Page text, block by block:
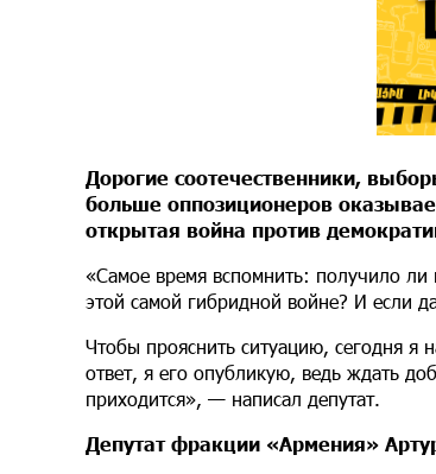
Дорогие соотечественники,
больше оппозиционеров
открытая война против
«Самое время вспомнить: получило
этой самой гибридной войне? И если
Чтобы прояснить ситуацию, сегодня я
ответ, я его опубликую, ведь ждать
приходится», — написал депутат.
Депутат фракции «Армения»